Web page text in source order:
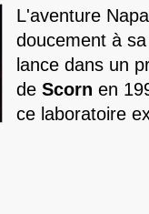
L'aventure
doucement à
lance dans un
de Scorn en
ce laboratoire